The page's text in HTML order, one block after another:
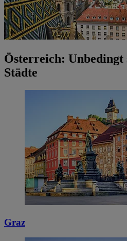
Österreich: Unbedingt
Städte
Graz